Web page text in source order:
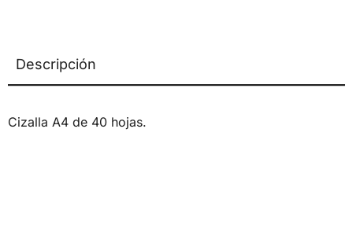
Descripción
Cizalla A4 de 40 hojas.